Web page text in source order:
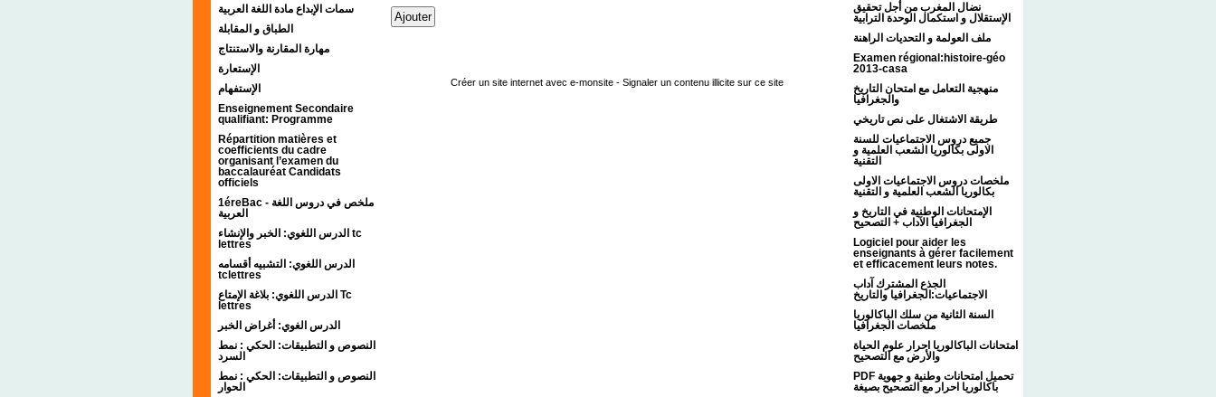
سمات الإبداع مادة اللغة العربية
الطباق و المقابلة
مهارة المقارنة والاستنتاج
الإستعارة
الإستفهام
Enseignement Secondaire
qualifiant: Programme
Répartition matières et
coefficients du cadre
organisant l’examen du
baccalauréat Candidats
officiels
1éreBac - ملخص في دروس اللغة
العربية
الدرس اللغوي: الخبر والإنشاء tc
lettres
الدرس اللغوي: التشبيه أقسامه
tclettres
الدرس اللغوي: بلاغة الإمتاع Tc
lettres
الدرس الغوي: أغراض الخبر
النصوص و التطبيقات: الحكي : نمط
السرد
النصوص و التطبيقات: الحكي : نمط
الحوار
نضال المغرب من أجل تحقيق
الإستقلال و استكمال الوحدة الترابية
ملف العولمة و التحديات الراهنة
Examen régional:histoire-géo
2013-casa
منهجية التعامل مع امتحان التاريخ
والجغرافيا
طريقة الاشتغال على نص تاريخي
جميع دروس الاجتماعيات للسنة
الاولى بكالوريا الشعب العلمية و
التقنية
ملخصات دروس الاجتماعيات الاولى
بكالوريا الشعب العلمية و التقنية
الإمتحانات الوطنية في التاريخ و
الجغرافيا الآداب + التصحيح
Logiciel pour aider les
enseignants à gérer facilement
et efficacement leurs notes.
الجذع المشترك آداب
الاجتماعيات:الجغرافيا والتاريخ
السنة الثانية من سلك الباكالوريا
ملخصات الجغرافيا
امتحانات الباكالوريا احرار علوم الحياة
والأرض مع التصحيح
PDF تحميل امتحانات وطنية و جهوية
باكالوريا احرار مع التصحيح بصيغة
Créer un site internet avec e-monsite - Signaler un contenu illicite sur ce site